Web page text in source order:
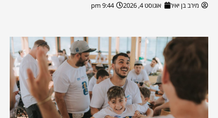
מירב בן יאיר אוגוסט 4, 2026 9:44 pm